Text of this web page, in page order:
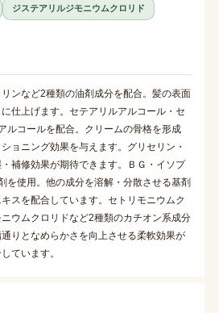
ジステアリルジモニウムクロリド
ンなど2種類の油剤成分を配合。髪の表面
仕上げます。セテアリルアルコール・セ
ルコールを配合。クリームの骨格を形成
ョニング効果を与えます。グリセリン・
補修効果が期待できます。ＢＧ・イソプ
を使用。他の成分を溶解・分散させる基剤
スを配合しています。セトリモニウムク
ウムクロリドなど2種類のカチオン系成分
りとなめらかさを向上させる柔軟効果が
ています。